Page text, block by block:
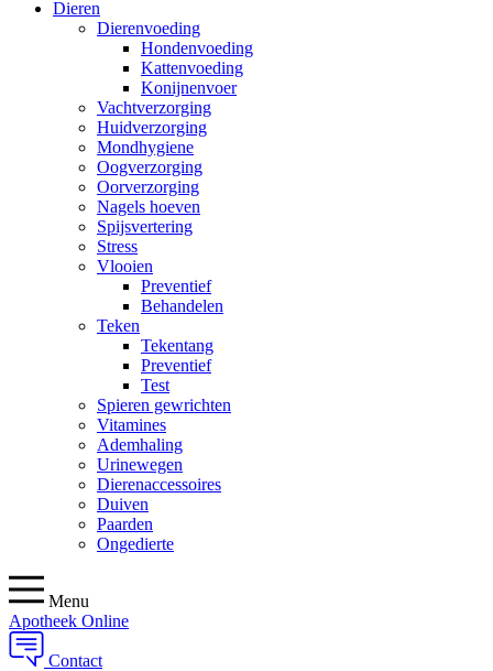
Dieren
Dierenvoeding
Hondenvoeding
Kattenvoeding
Konijnenvoer
Vachtverzorging
Huidverzorging
Mondhygiene
Oogverzorging
Oorverzorging
Nagels hoeven
Spijsvertering
Stress
Vlooien
Preventief
Behandelen
Teken
Tekentang
Preventief
Test
Spieren gewrichten
Vitamines
Ademhaling
Urinewegen
Dierenaccessoires
Duiven
Paarden
Ongedierte
Menu
Apotheek Online
Contact